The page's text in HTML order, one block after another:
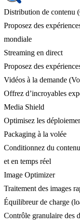
Distribution de contenu
Proposez des
mondiale
Streaming en direct
Proposez des
Vidéos à la demande
Offrez d’incroyables
Media Shield
Optimisez les
Packaging à la volée
Conditionnez du
et en temps réel
Image Optimizer
Traitement des images
Équilibreur de charge
Contrôle granulaire des